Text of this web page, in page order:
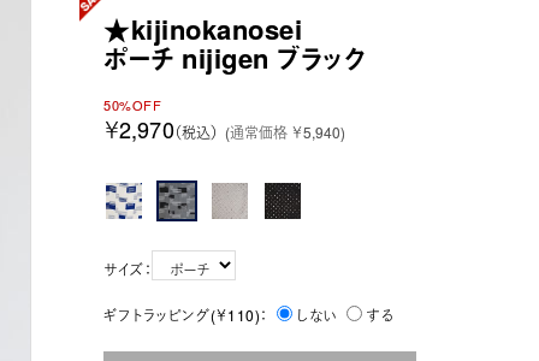
★kijinokanosei
ポーチ nijigen ブラック
50%OFF
￥2,970（税込） (通常価格 ￥5,940)
サイズ：
ギフトラッピング(￥110)： しない する